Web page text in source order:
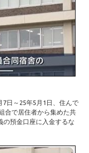
7日～25年5月1日、住んで
合で居住者から集めた共
の預金口座に入金するな